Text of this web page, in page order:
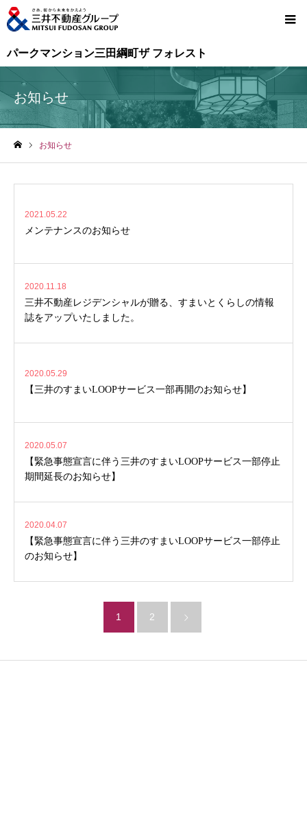
パークマンション三田綱町ザ フォレスト
お知らせ
お知らせ
2021.05.22
メンテナンスのお知らせ
2020.11.18
三井不動産レジデンシャルが贈る、すまいとくらしの情報
誌をアップいたしました。
2020.05.29
【三井のすまいLOOPサービス一部再開のお知らせ】
2020.05.07
【緊急事態宣言に伴う三井のすまいLOOPサービス一部停止
期間延長のお知らせ】
2020.04.07
【緊急事態宣言に伴う三井のすまいLOOPサービス一部停止
のお知らせ】
1 2